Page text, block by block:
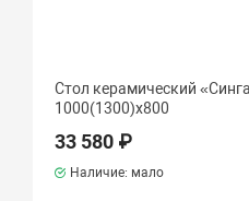
Стол керамический
1000(1300)х800
33 580 ₽
Наличие: мало